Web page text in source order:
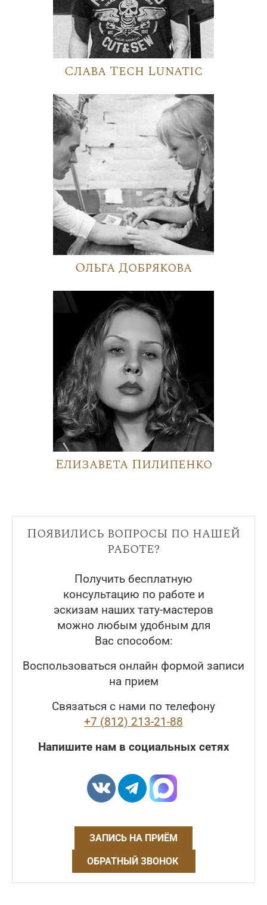
Слава Tech Lunatic
Ольга Добрякова
Елизавета Пилипенко
Появились вопросы по нашей
работе?
Получить бесплатную
консультацию по работе и
эскизам наших тату-мастеров
можно любым удобным для
Вас способом:
Воспользоваться онлайн формой записи
на прием
Связаться с нами по телефону
+7 (812) 213-21-88
Напишите нам в социальных сетях
ЗАПИСЬ НА ПРИЁМ
ОБРАТНЫЙ ЗВОНОК